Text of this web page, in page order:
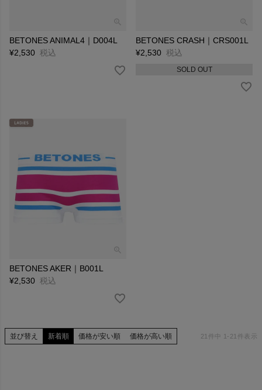
BETONES ANIMAL4｜D004L
¥2,530 税込
BETONES CRASH｜CRS001L
¥2,530 税込
SOLD OUT
BETONES AKER｜B001L
¥2,530 税込
並び替え 新着順 価格が安い順 価格が高い順 21 件中 1 - 21 件表示